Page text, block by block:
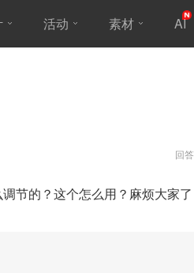
活动 素材 AI
回答
节的？这个怎么用？麻烦大家了